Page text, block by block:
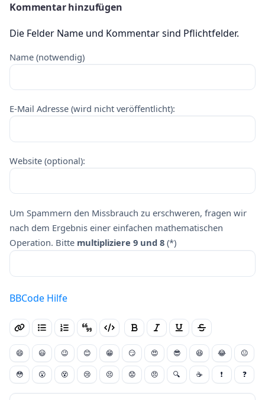
Kommentar hinzufügen
Die Felder Name und Kommentar sind Pflichtfelder.
Name (notwendig)
E-Mail Adresse (wird nicht veröffentlicht):
Website (optional):
Um Spammern den Missbrauch zu erschweren, fragen wir
nach dem Ergebnis einer einfachen mathematischen
Operation. Bitte multipliziere 9 und 8 (*)
BBCode Hilfe
😄 😃 😉 😊 😁 😏 😍 😎 😆 😂 😐
😳 😮 😵 😢 😣 😟 😠 🔍 ☕ ❗ ❓